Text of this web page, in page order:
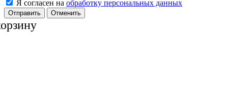
Я согласен на обработку персональных данных
Отменить